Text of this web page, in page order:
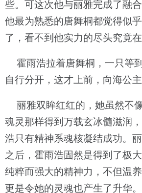
些。可这次他与丽雅完成了融
他最为熟悉的唐舞桐都觉得似
了，看不到他实力的尽头究竟在
霍雨浩拉着唐舞桐，一只等
自行分开，这才上前，向海公主
丽雅双眸红红的，她虽然不
魂灵那样得到万载玄冰髓滋润
浩只有精神系魂核凝结成功。
之后，霍雨浩固然是得到了极
纯粹而强大的精神力，不但温
更是令她的灵魂也产生了升华